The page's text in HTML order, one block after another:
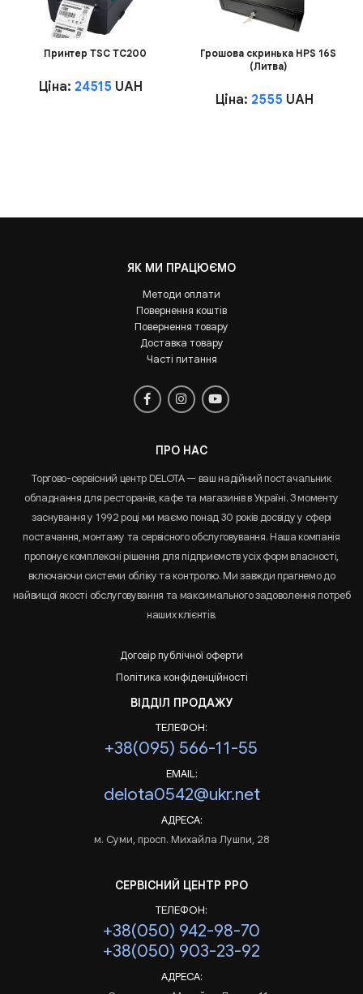
Принтер TSC TC200
Ціна: 24515 UAH
Грошова скринька HPS 16S
(Литва)
Ціна: 2555 UAH
ЯК МИ ПРАЦЮЄМО
Методи оплати
Повернення коштів
Повернення товару
Доставка товару
Часті питання
ПРО НАС
Торгово-сервісний центр DELOTA — ваш надійний постачальник
обладнання для ресторанів, кафе та магазинів в Україні. З моменту
заснування у 1992 році ми маємо понад 30 років досвіду у сфері
постачання, монтажу та сервісного обслуговування. Наша компанія
пропонує комплексні рішення для підприємств усіх форм власності,
включаючи системи обліку та контролю. Ми завжди прагнемо до
найвищої якості обслуговування та максимального задоволення потреб
наших клієнтів.
Договір публічної оферти
Політика конфіденційності
ВІДДІЛ ПРОДАЖУ
ТЕЛЕФОН:
+38(095) 566-11-55
EMAIL:
delota0542@ukr.net
АДРЕСА:
м. Суми, просп. Михайла Лушпи, 28
СЕРВІСНИЙ ЦЕНТР РРО
ТЕЛЕФОН:
+38(050) 942-98-70
+38(050) 903-23-92
АДРЕСА: